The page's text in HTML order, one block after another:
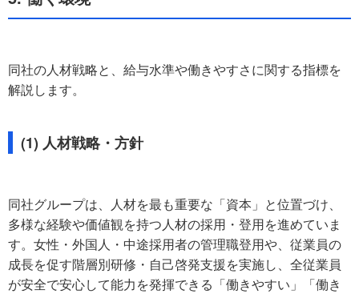
同社の人材戦略と、給与水準や働きやすさに関する指標を
解説します。
(1) 人材戦略・方針
同社グループは、人材を最も重要な「資本」と位置づけ、
多様な経験や価値観を持つ人材の採用・登用を進めていま
す。女性・外国人・中途採用者の管理職登用や、従業員の
成長を促す階層別研修・自己啓発支援を実施し、全従業員
が安全で安心して能力を発揮できる「働きやすい」「働き